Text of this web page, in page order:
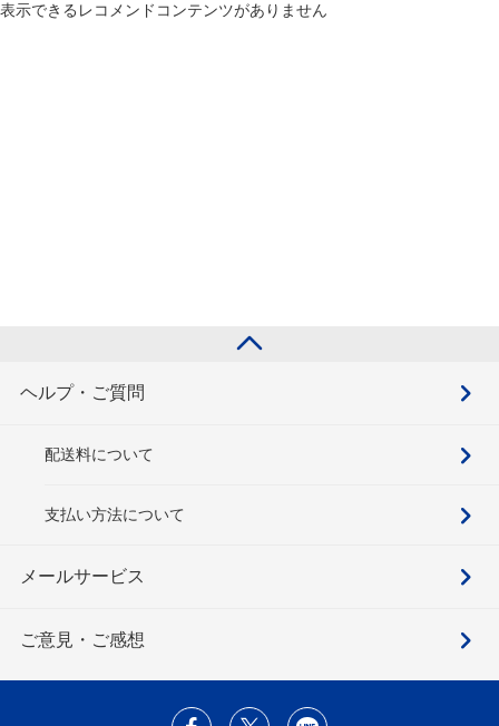
表示できるレコメンドコンテンツがありません
ヘルプ・ご質問
配送料について
支払い方法について
メールサービス
ご意見・ご感想